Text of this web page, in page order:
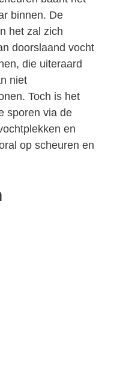
binnen. De
het zal zich
doorslaand vocht
die uiteraard
niet
Toch is het
sporen via de
en
op scheuren en